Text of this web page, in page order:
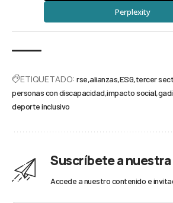
Perplexity
ETIQUETADO: rse alianzas ESG tercer
personas con discapacidad impacto social
deporte inclusivo
Suscríbete a
Accede a nuestro contenido e